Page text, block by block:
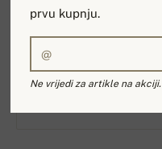
prvu kupnju.
Ne vrijedi za artikle na akciji.